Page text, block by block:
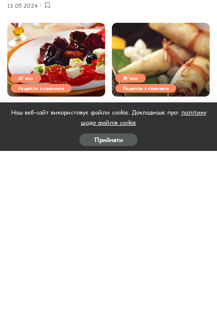
13.05.2024
М'ясо
Рецепти з свинини
ЧЕРВОНОМУ ВИНІ З
М'ясо
Рецепти з свинини
ТЮНЬ
Наш веб-сайт використовує файли cookie. Докладніше про: політику
щодо файлів cookie
Прийняти